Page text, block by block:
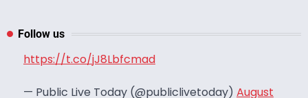
Follow us
https://t.co/jJ8Lbfcmad
— Public Live Today (@publiclivetoday) August